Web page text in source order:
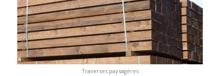
Traverses paysagères